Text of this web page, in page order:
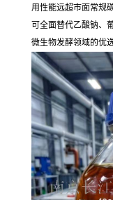
用性能远超市面常规
可全面替代乙酸钠、
微生物发酵领域的优